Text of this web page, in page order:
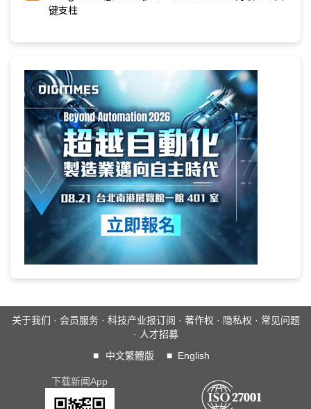
键支柱
关于我们 · 会员服务· 科技产业报订阅 · 著作权 · 隐私权 · 常见问题
· 人才招募
■
中文繁體版 ■ English
下载新闻App